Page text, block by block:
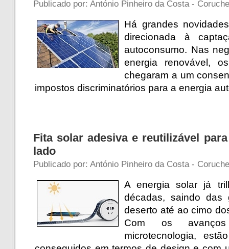
Publicado por: António Pinheiro da Costa -
Há grandes
direcionada à
autoconsumo. Nas
energia renovável,
chegaram a um
impostos discriminatórios para a energia
Fita solar adesiva e reutilizável
lado
Publicado por: António Pinheiro da Costa -
A energia solar já
décadas, saindo das
deserto até ao cimo
Com os
microtecnologia,